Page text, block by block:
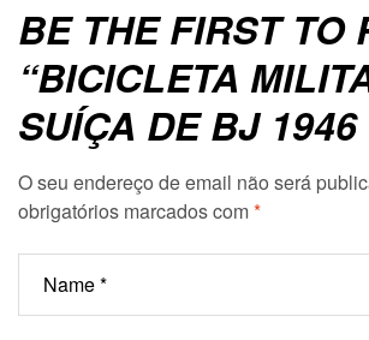
BE THE FIRST TO
“BICICLETA
SUÍÇA DE BJ 1946
O seu endereço de email não será
obrigatórios marcados com*